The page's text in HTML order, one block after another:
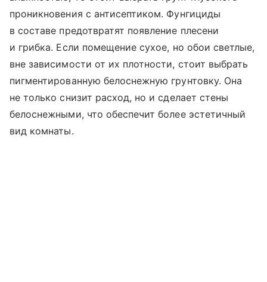
проникновения с антисептиком. Фунгициды
в составе предотвратят появление плесени
и грибка. Если помещение сухое, но обои светлые,
вне зависимости от их плотности, стоит выбрать
пигментированную белоснежную грунтовку. Она
не только снизит расход, но и сделает стены
белоснежными, что обеспечит более эстетичный
вид комнаты.